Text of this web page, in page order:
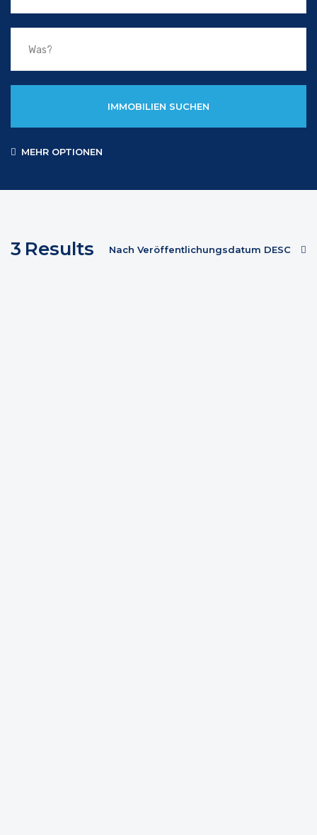
IMMOBILIEN SUCHEN
MEHR OPTIONEN
3 Results Nach Veröffentlichungsdatum DESC